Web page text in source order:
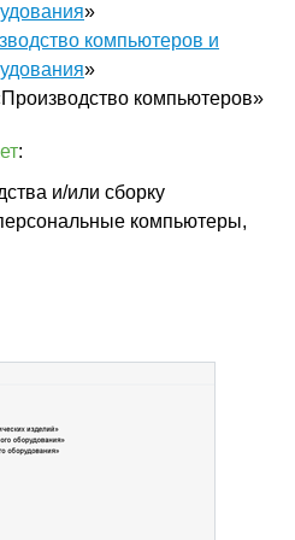
»
компьютеров и
»
компьютеров»
:
и/или сборку
компьютеры,